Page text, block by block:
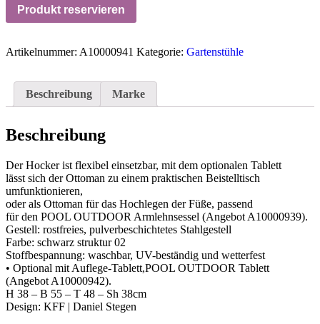
Produkt reservieren
Artikelnummer: A10000941 Kategorie: Gartenstühle
Beschreibung Marke
Beschreibung
Der Hocker ist flexibel einsetzbar, mit dem optionalen Tablett
lässt sich der Ottoman zu einem praktischen Beistelltisch
umfunktionieren,
oder als Ottoman für das Hochlegen der Füße, passend
für den POOL OUTDOOR Armlehnsessel (Angebot A10000939).
Gestell: rostfreies, pulverbeschichtetes Stahlgestell
Farbe: schwarz struktur 02
Stoffbespannung: waschbar, UV-beständig und wetterfest
• Optional mit Auflege-Tablett,POOL OUTDOOR Tablett
(Angebot A10000942).
H 38 – B 55 – T 48 – Sh 38cm
Design: KFF | Daniel Stegen